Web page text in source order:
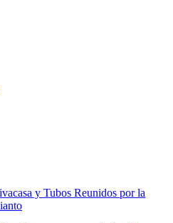
y Tubos Reunidos por la